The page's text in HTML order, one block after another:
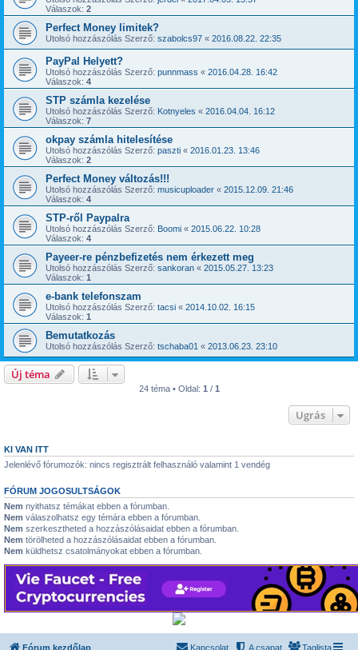
Válaszok: 2
Perfect Money limitek?
Utolsó hozzászólás Szerző: szabolcs97 « 2016.08.22. 22:35
PayPal Helyett?
Utolsó hozzászólás Szerző: punnmass « 2016.04.28. 16:42
Válaszok: 4
STP számla kezelése
Utolsó hozzászólás Szerző: Kotnyeles « 2016.04.04. 16:12
Válaszok: 7
okpay számla hitelesítése
Utolsó hozzászólás Szerző: paszti « 2016.01.23. 13:46
Válaszok: 2
Perfect Money változás!!!
Utolsó hozzászólás Szerző: musicuploader « 2015.12.09. 21:46
Válaszok: 4
STP-ről Paypalra
Utolsó hozzászólás Szerző: Boomi « 2015.06.22. 10:28
Válaszok: 4
Payeer-re pénzbefizetés nem érkezett meg
Utolsó hozzászólás Szerző: sankoran « 2015.05.27. 13:23
Válaszok: 1
e-bank telefonszam
Utolsó hozzászólás Szerző: tacsi « 2014.10.02. 16:15
Válaszok: 1
Bemutatkozás
Utolsó hozzászólás Szerző: tschaba01 « 2013.06.23. 23:10
Új téma
24 téma • Oldal: 1 / 1
Ugrás
KI VAN ITT
Jelenlévő fórumozók: nincs regisztrált felhasználó valamint 1 vendég
FÓRUM JOGOSULTSÁGOK
Nem nyithatsz témákat ebben a fórumban.
Nem válaszolhatsz egy témára ebben a fórumban.
Nem szerkesztheted a hozzászólásaidat ebben a fórumban.
Nem törölheted a hozzászólásaidat ebben a fórumban.
Nem küldhetsz csatolmányokat ebben a fórumban.
Fórum kezdőlap Taglista
A csapat
Kapcsolat